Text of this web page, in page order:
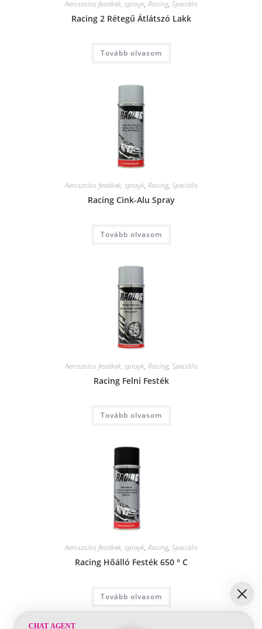
Aeroszolos festékek, sprayk, Racing, Speciális
Racing 2 Rétegű Átlátszó Lakk
Tovább olvasom
Aeroszolos festékek, sprayk, Racing, Speciális
Racing Cink-Alu Spray
Tovább olvasom
Aeroszolos festékek, sprayk, Racing, Speciális
Racing Felni Festék
Tovább olvasom
Aeroszolos festékek, sprayk, Racing, Speciális
Racing Hőálló Festék 650 ° C
Tovább olvasom
CHAT AGENT